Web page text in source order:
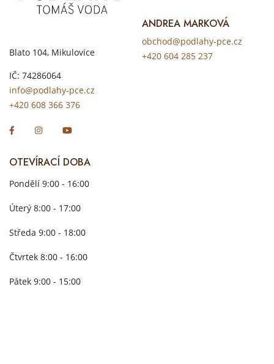
Blato 104, Mikulovice
IČ: 74286064
info@podlahy-pce.cz
+420 608 366 376
ANDREA MARKOVÁ
obchod@podlahy-pce.cz
+420 604 285 237
OTEVÍRACÍ DOBA
Pondělí 9:00 - 16:00
Úterý 8:00 - 17:00
Středa 9:00 - 18:00
Čtvrtek 8:00 - 16:00
Pátek 9:00 - 15:00